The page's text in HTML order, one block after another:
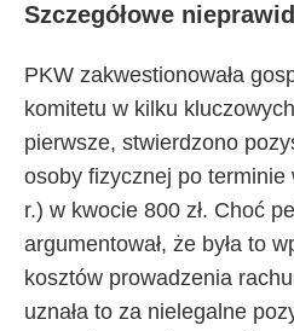
Szczegółowe
PKW zakwestionowała
komitetu w kilku
pierwsze, stwierdzono
osoby fizycznej po
r.) w kwocie 800 zł. Choć
argumentował, że była to
kosztów prowadzenia
uznała to za nielegalne